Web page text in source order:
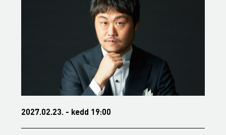
2027.02.23. - kedd 19:00